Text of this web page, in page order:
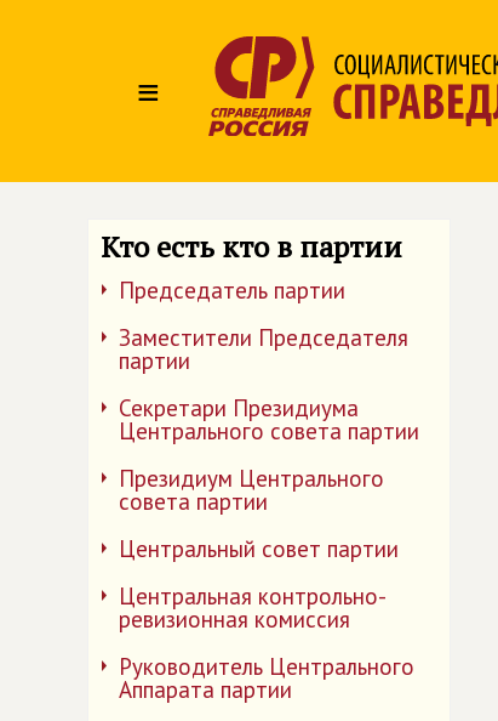
≡
Кто есть кто в партии
Председатель партии
Заместители Председателя
партии
Секретари Президиума
Центрального совета партии
Президиум Центрального
совета партии
Центральный совет партии
Центральная контрольно-
ревизионная комиссия
Руководитель Центрального
Аппарата партии